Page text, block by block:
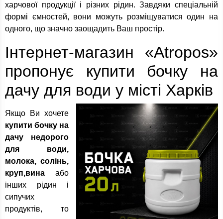
харчової продукції і різних рідин. Завдяки спеціальній
формі ємностей, вони можуть розміщуватися один на
одного, що значно заощадить Ваш простір.
Інтернет-магазин «Atropos»
пропонує купити бочку на
дачу для води у місті Харків
Якщо Ви хочете
купити бочку на
дачу недорого
для води,
молока, солінь,
круп,вина або
інших рідин і
сипучих
продуктів, то